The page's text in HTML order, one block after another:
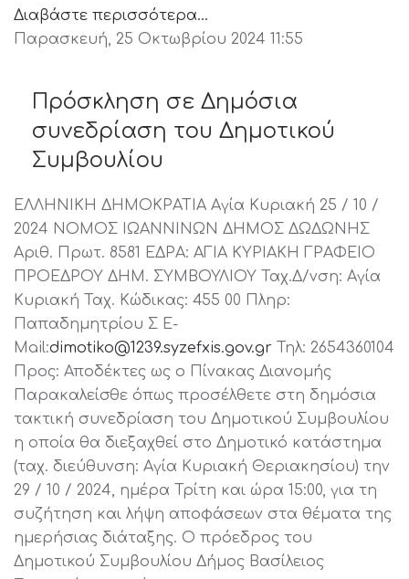
Διαβάστε περισσότερα...
Παρασκευή, 25 Οκτωβρίου 2024 11:55
Πρόσκληση σε Δημόσια
συνεδρίαση του Δημοτικού
Συμβουλίου
ΕΛΛΗΝΙΚΗ ΔΗΜΟΚΡΑΤΙΑ Αγία Κυριακή 25 / 10 /
2024 ΝΟΜΟΣ ΙΩΑΝΝΙΝΩΝ ΔΗΜΟΣ ΔΩΔΩΝΗΣ
Αριθ. Πρωτ. 8581 ΕΔΡΑ: ΑΓΙΑ ΚΥΡΙΑΚΗ ΓΡΑΦΕΙΟ
ΠΡΟΕΔΡΟΥ ΔΗΜ. ΣΥΜΒΟΥΛΙΟΥ Ταχ.Δ/νση: Αγία
Κυριακή Ταχ. Κώδικας: 455 00 Πληρ:
Παπαδημητρίου Σ E-
Mail:dimotiko@1239.syzefxis.gov.gr Τηλ: 2654360104
Προς: Αποδέκτες ως ο Πίνακας Διανομής
Παρακαλείσθε όπως προσέλθετε στη δημόσια
τακτική συνεδρίαση του Δημοτικού Συμβουλίου
η οποία θα διεξαχθεί στο Δημοτικό κατάστημα
(ταχ. διεύθυνση: Αγία Κυριακή Θεριακησίου) την
29 / 10 / 2024, ημέρα Τρίτη και ώρα 15:00, για τη
συζήτηση και λήψη αποφάσεων στα θέματα της
ημερήσιας διάταξης. Ο πρόεδρος του
Δημοτικού Συμβουλίου Δήμος Βασίλειος